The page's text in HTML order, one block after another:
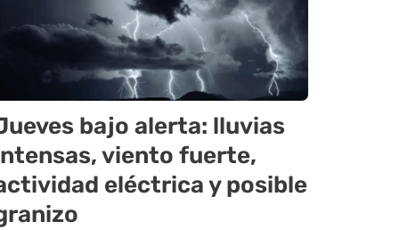
bajo alerta: lluvias
viento fuerte,
eléctrica y posible